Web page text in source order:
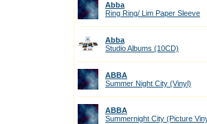
Abba
Ring Ring/ Lim Paper Sleeve
Abba
Studio Albums (10CD)
ABBA
Summer Night City (Vinyl)
ABBA
Summernight City (Picture